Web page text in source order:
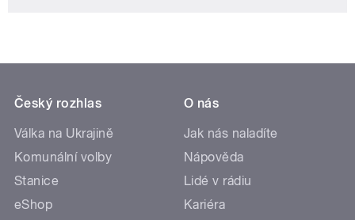
Český rozhlas
Válka na Ukrajině
Komunální volby
Stanice
eShop
O nás
Jak nás naladíte
Nápověda
Lidé v rádiu
Kariéra